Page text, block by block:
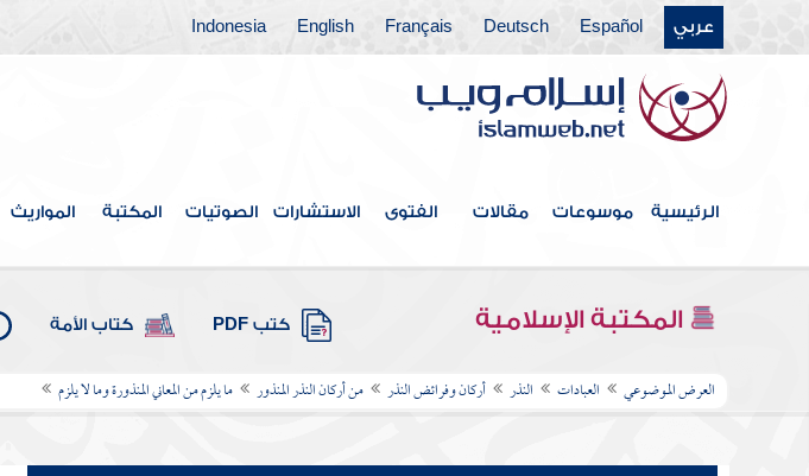
عربي Español
Deutsch
Français
English
Indonesia
الرئيسية موسوعات مقالات الفتوى الاستشارات الصوتيات المكتبة المواريث
المكتبة الإسلامية كتب PDF كتاب الأمة
العرض الموضوعي العبادات النذر أركان وفرائض النذر من أركان النذر المنذور ما يلزم من المعاني المنذورة وما لا يلزم